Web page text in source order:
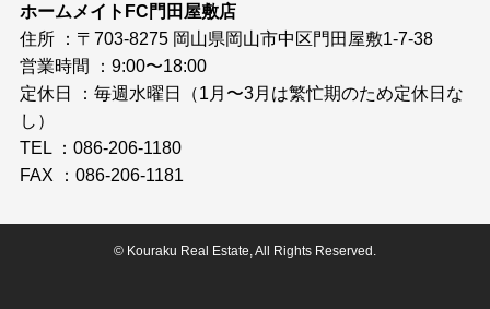
ホームメイトFC門田屋敷店
住所 ：〒703-8275 岡山県岡山市中区門田屋敷1-7-38
営業時間 ：9:00〜18:00
定休日 ：毎週水曜日（1月〜3月は繁忙期のため定休日な
し）
TEL ：086-206-1180
FAX ：086-206-1181
© Kouraku Real Estate, All Rights Reserved.